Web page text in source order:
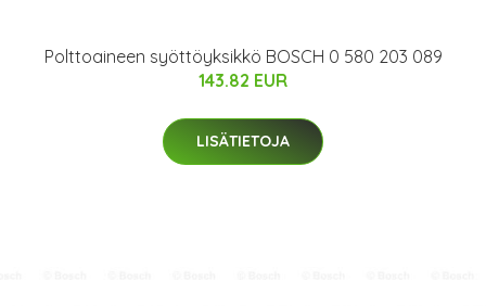
Polttoaineen syöttöyksikkö BOSCH 0 580 203 089
143.82 EUR
LISÄTIETOJA